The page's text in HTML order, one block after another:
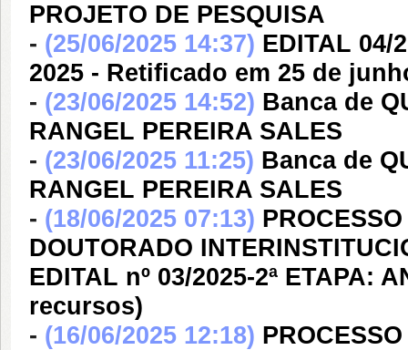
PROJETO DE PESQUISA
- (25/06/2025 14:37) EDITAL 04/
2025 - Retificado em 25 de
- (23/06/2025 14:52) Banca de
RANGEL PEREIRA SALES
- (23/06/2025 11:25) Banca de
RANGEL PEREIRA SALES
- (18/06/2025 07:13)
DOUTORADO
EDITAL nº 03/2025-2ª ETAPA:
recursos)
- (16/06/2025 12:18)